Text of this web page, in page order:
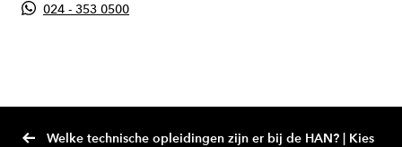
024 - 353 0500
Welke technische opleidingen zijn er bij de HAN? | Kies